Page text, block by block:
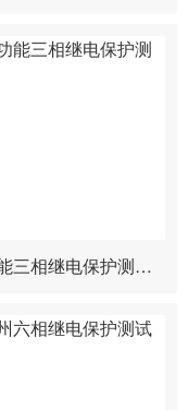
多功能三相继电保护测试仪